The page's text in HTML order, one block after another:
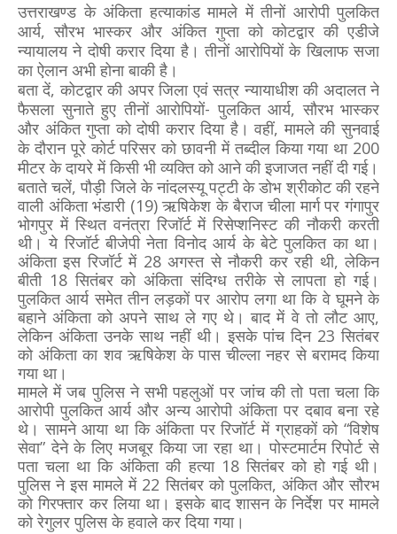
उत्तराखण्ड के अंकिता हत्याकांडमामले में तीनों आरोपी पुलकित
आर्य, सौरभ भास्कर और अंकित गुप्ता को कोटद्वार की एडीजे
न्यायालय ने दोषी करार दिया है। तीनों आरोपियों के खिलाफ सजा
का ऐलान अभी होना बाकी है।
बता दें, कोटद्वार की अपर जिला एवं सत्र न्यायाधीश की अदालत ने
फैसला सुनाते हुए तीनों आरोपियों- पुलकित आर्य, सौरभ भास्कर
और अंकित गुप्ता को दोषी करार दिया है। वहीं,मामले की सुनवाई
के दौरान पूरे कोर्ट परिसर को छावनी में तब्दील किया गया था 200
मीटर के दायरे में किसी भी व्यक्ति को आने की इजाजत नहीं दी गई।
बताते चलें, पौड़ी जिले के नांदलस्यू पट्टी के डोभ श्रीकोट की रहने
वाली अंकिता भंडारी (19) ऋषिकेश के बैराज चीला मार्ग पर गंगापुर
भोगपुर में स्थित वनंत्रा रिजॉर्ट में रिसेप्शनिस्ट की नौकरी करती
थी। ये रिजॉर्ट बीजेपी नेता विनोद आर्य के बेटे पुलकित का था।
अंकिता इस रिजॉर्ट में 28 अगस्त से नौकरी कर रही थी, लेकिन
बीती 18 सितंबर को अंकिता संदिग्ध तरीके से लापता हो गई।
पुलकित आर्य समेत तीन लड़कों पर आरोप लगा था कि वे घूमने के
बहाने अंकिता को अपने साथ ले गए थे। बाद में वे तो लौट आए,
लेकिन अंकिता उनके साथ नहीं थी। इसके पांच दिन 23 सितंबर
को अंकिता का शव ऋषिकेश के पास चील्ला नहर से बरामद किया
गया था।
मामले में जब पुलिस ने सभी पहलुओं पर जांच की तो पता चला कि
आरोपी पुलकित आर्य और अन्य आरोपी अंकिता पर दबाव बना रहे
थे। सामने आया था कि अंकिता पर रिजॉर्ट में ग्राहकों को “विशेष
सेवा” देने के लिए मजबूर किया जा रहा था। पोस्टमार्टम रिपोर्ट से
पता चला था कि अंकिता की हत्या 18 सितंबर को हो गई थी।
पुलिस ने इस मामले में 22 सितंबर को पुलकित, अंकित और सौरभ
को गिरफ्तार कर लिया था। इसके बाद शासन के निर्देश पर मामले
को रेगुलर पुलिस के हवाले कर दिया गया।